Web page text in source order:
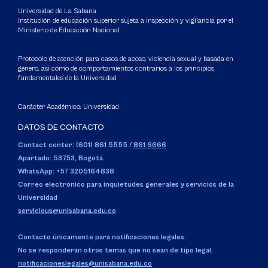
Universidad de La Sabana
Institución de educación superior sujeta a inspección y vigilancia por el
Ministerio de Educación Nacional
Protocolo de atención para casos de acoso, violencia sexual y basada en
género, así como de comportamientos contrarios a los principios
fundamentales de la Universidad
Carácter Académico: Universidad
DATOS DE CONTACTO
Contact center: (601) 861 5555 / 861 6666
Apartado: 53753, Bogotá.
WhatsApp: +57 3205164838
Correo electrónico para inquietudes generales y servicios de la
Universidad
servicious@unisabana.edu.co
Contacto únicamente para notificaciones legales.
No se responderán otros temas que no sean de tipo legal.
notificacioneslegales@unisabana.edu.co